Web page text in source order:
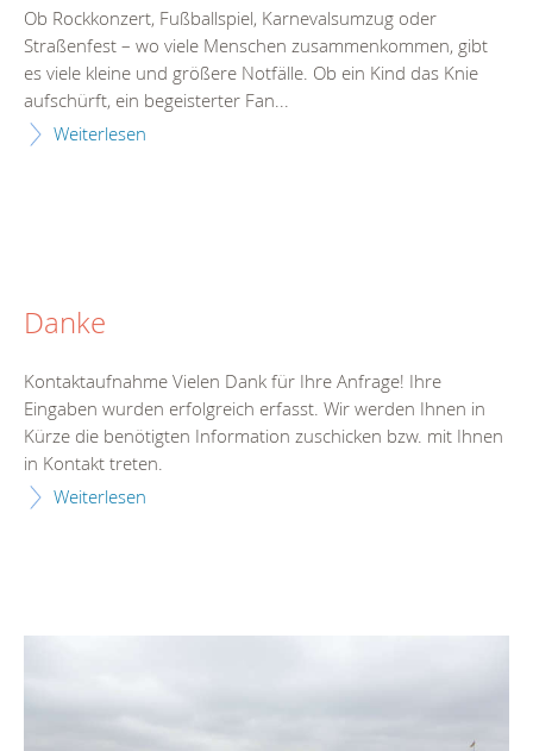
Ob Rockkonzert, Fußballspiel, Karnevalsumzug oder
Straßenfest – wo viele Menschen zusammenkommen, gibt
es viele kleine und größere Notfälle. Ob ein Kind das Knie
aufschürft, ein begeisterter Fan...
Weiterlesen
Danke
Kontaktaufnahme Vielen Dank für Ihre Anfrage! Ihre
Eingaben wurden erfolgreich erfasst. Wir werden Ihnen in
Kürze die benötigten Information zuschicken bzw. mit Ihnen
in Kontakt treten.
Weiterlesen